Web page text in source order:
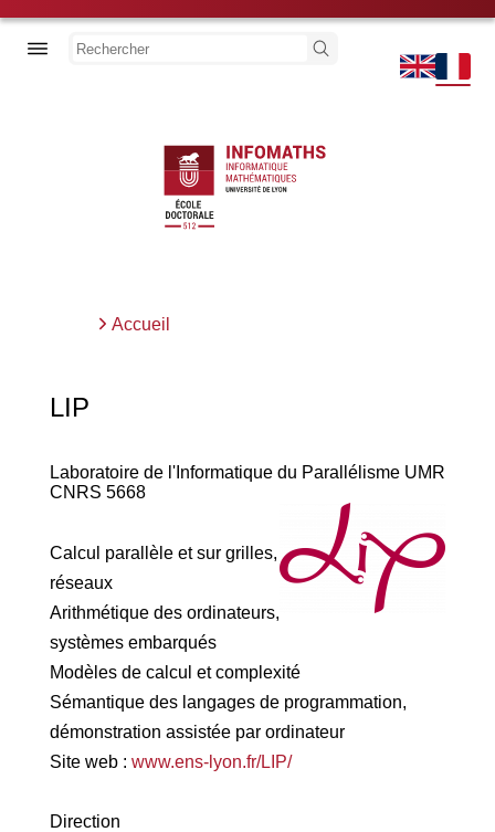
Aller
contenu
Découvrir l'école
Rechercher
Accueil
LIP
Laboratoire de l'Informatique du Parallélisme UMR
CNRS 5668
Calcul parallèle et sur grilles,
réseaux
Arithmétique des ordinateurs,
systèmes embarqués
Modèles de calcul et complexité
Sémantique des langages de programmation,
démonstration assistée par ordinateur
Site web : www.ens-lyon.fr/LIP/
Direction